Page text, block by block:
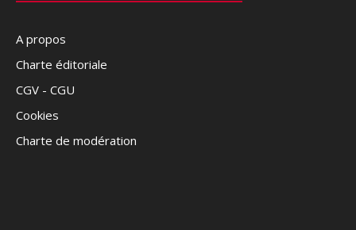
A propos
Charte éditoriale
CGV - CGU
Cookies
Charte de modération